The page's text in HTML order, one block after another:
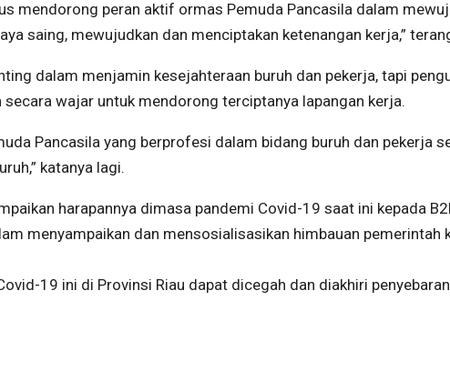
mendorong peran aktif ormas Pemuda Pancasila dalam
saing, mewujudkan dan menciptakan ketenangan kerja,”
dalam menjamin kesejahteraan buruh dan pekerja, tapi
wajar untuk mendorong terciptanya lapangan kerja.
Pancasila yang berprofesi dalam bidang buruh dan pekerja
katanya lagi.
harapannya dimasa pandemi Covid-19 saat ini kepada
menyampaikan dan mensosialisasikan himbauan pemerintah
19 ini di Provinsi Riau dapat dicegah dan diakhiri